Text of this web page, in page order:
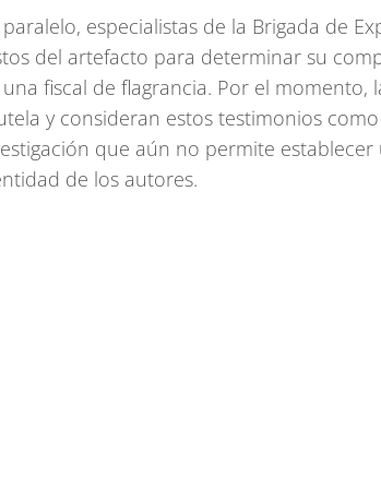
paralelo, especialistas de la Brigada de
del artefacto para determinar su
fiscal de flagrancia. Por el momento,
y consideran estos testimonios
que aún no permite
de los autores.